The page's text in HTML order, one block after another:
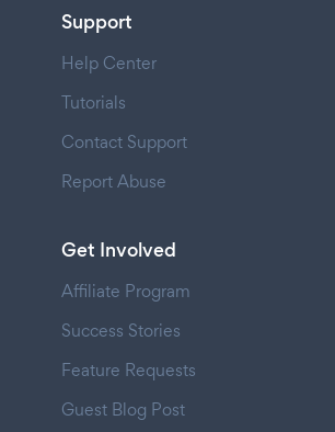
Support
Help Center
Tutorials
Contact Support
Report Abuse
Get Involved
Affiliate Program
Success Stories
Feature Requests
Guest Blog Post